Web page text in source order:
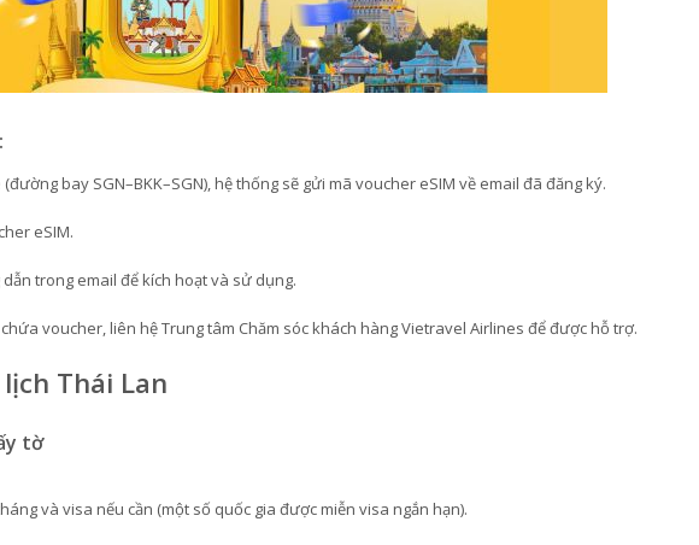
bay SGN–BKK–SGN), hệ thống sẽ gửi mã voucher eSIM về email đã đăng ký.
eSIM.
trong email để kích hoạt và sử dụng.
voucher, liên hệ Trung tâm Chăm sóc khách hàng Vietravel Airlines để được hỗ trợ.
Thái Lan
tờ
và visa nếu cần (một số quốc gia được miễn visa ngắn hạn).